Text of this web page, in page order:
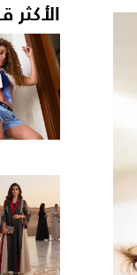
الأكثر